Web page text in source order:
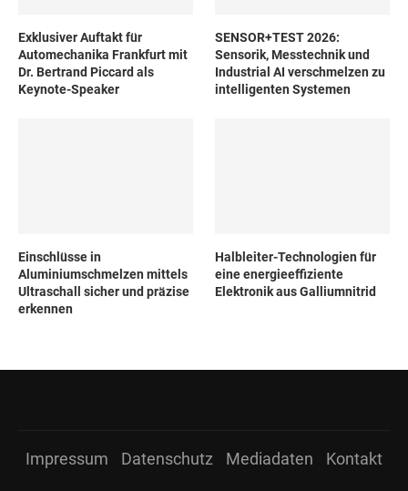
Exklusiver Auftakt für
Automechanika Frankfurt mit
Dr. Bertrand Piccard als
Keynote-Speaker
SENSOR+TEST 2026:
Sensorik, Messtechnik und
Industrial AI verschmelzen zu
intelligenten Systemen
Einschlüsse in
Aluminiumschmelzen mittels
Ultraschall sicher und präzise
erkennen
Halbleiter-Technologien für
eine energieeffiziente
Elektronik aus Galliumnitrid
Impressum Datenschutz Mediadaten Kontakt